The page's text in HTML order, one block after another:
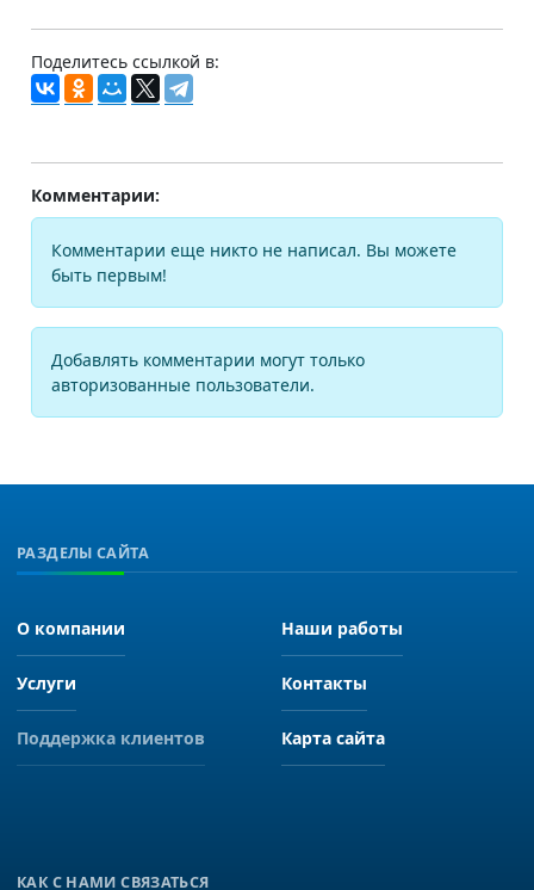
Поделитесь ссылкой в:
Комментарии:
Комментарии еще никто не написал. Вы можете
быть первым!
Добавлять комментарии могут только
авторизованные пользователи.
РАЗДЕЛЫ САЙТА
О компании Наши работы
Услуги Контакты
Поддержка клиентов Карта сайта
КАК С НАМИ СВЯЗАТЬСЯ